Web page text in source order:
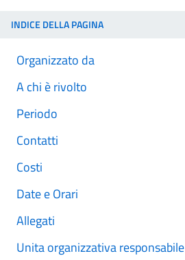
INDICE DELLA PAGINA
Organizzato da
A chi è rivolto
Periodo
Contatti
Costi
Date e Orari
Allegati
Unita organizzativa responsabile